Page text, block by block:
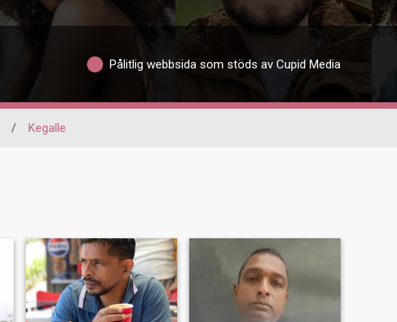
Pålitlig webbsida som stöds av Cupid Media
/ Kegalle